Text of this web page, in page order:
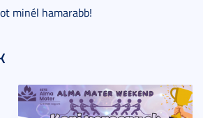
minél hamarabb!